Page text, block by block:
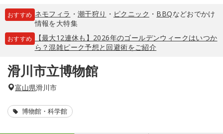
おすすめ ネモフィラ ・ 潮干狩り ・ ピクニック ・ BBQなどおでかけ
情報を大特集
おすすめ
【最大12連休も】2026年のゴールデンウィークはいつか
ら？混雑ピーク予想と回避術をご紹介
滑川市立博物館
富山県滑川市
博物館・科学館